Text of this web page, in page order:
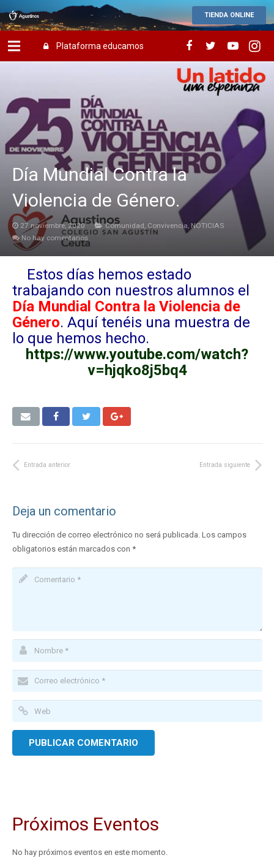
TIENDA ONLINE
Plataforma educamos
Día Mundial Contra la
Violencia de Género.
27 noviembre, 2020 Comunidad Convivencia NOTICIAS
No hay comentarios
Estos días hemos estado
trabajando con nuestros alumnos el
Día Mundial Contra la Violencia de
Género. Aquí tenéis una muestra de
lo que hemos hecho.
https://www.youtube.com/watch?
v=hjqko8j5bq4
Entrada anterior Entrada siguiente
Deja un comentario
Tu dirección de correo electrónico no será publicada. Los campos
obligatorios están marcados con *
Próximos Eventos
No hay próximos eventos en este momento.